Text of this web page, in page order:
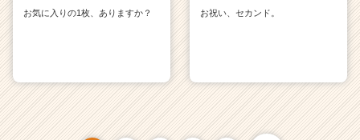
お気に入りの1枚、ありますか？
お祝い、セカンド。